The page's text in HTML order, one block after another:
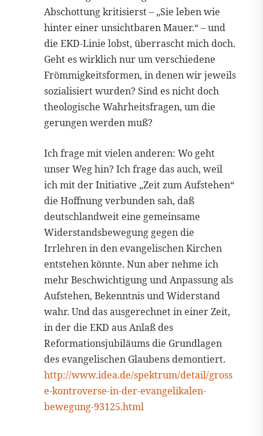
Abschottung kritisierst – „Sie leben wie
hinter einer unsichtbaren Mauer.“ – und
die EKD-Linie lobst, überrascht mich doch.
Geht es wirklich nur um verschiedene
Frömmigkeitsformen, in denen wir jeweils
sozialisiert wurden? Sind es nicht doch
theologische Wahrheitsfragen, um die
gerungen werden muß?
Ich frage mit vielen anderen: Wo geht
unser Weg hin? Ich frage das auch, weil
ich mit der Initiative „Zeit zum Aufstehen“
die Hoffnung verbunden sah, daß
deutschlandweit eine gemeinsame
Widerstandsbewegung gegen die
Irrlehren in den evangelischen Kirchen
entstehen könnte. Nun aber nehme ich
mehr Beschwichtigung und Anpassung als
Aufstehen, Bekenntnis und Widerstand
wahr. Und das ausgerechnet in einer Zeit,
in der die EKD aus Anlaß des
Reformationsjubiläums die Grundlagen
des evangelischen Glaubens demontiert.
http://www.idea.de/spektrum/detail/gross
e-kontroverse-in-der-evangelikalen-
bewegung-93125.html